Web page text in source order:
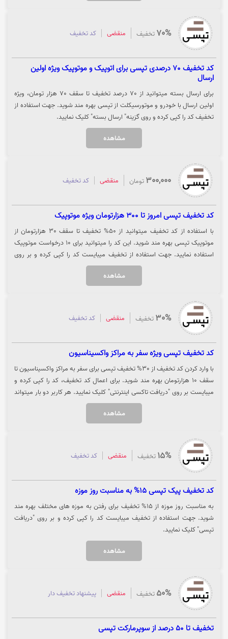
70% تخفیف منقضی کد تخفیف
کد تخفیف 70 درصدی تپسی برای اتوپیک و موتوپیک ویژه اولین
ارسال
برای ارسال بسته میتوانید از 70 درصد تخفیف تا سقف 70 هزار تومان، ویژه
اولین ارسال با خودرو و موتورسیکلت از تپسی بهره مند شوید. جهت استفاده از
تخفیف کد را کپی کرده و روی گزینه" ارسال بسته" کلیک نمایید.
مشاهده
300,000 تومان منقضی کد تخفیف
کد تخفیف تپسی امروز تا 300 هزارتومان ویژه موتوپیک
با استفاده از کد تخفیف میتوانید از 50% تخفیف تا سقف 30 هزارتومان از
موتوپیک تپسی بهره مند شوید. این کد را میتوانید برای 10 درخواست موتوپیک
استفاده نمایید. جهت استفاده از تخفیف میبایست کد را کپی کرده و بر روی
"دریافت تپسی" کلیک نمایید.
مشاهده
30% تخفیف منقضی کد تخفیف
کد تخفیف تپسی ویژه سفر به مراکز واکسیناسیون
با وارد کردن کد تخفیف از 30% تخفیف تپسی برای سفر به مراکز واکسیناسیون تا
سقف 10 هزارتومان بهره مند شوید. برای اعمال کد تخفیف، کد را کپی کرده و
میبایست بر روی "دریافت تاکسی اینترنتی" کلیک نمایید. هر کاربر دو بار میتواند
مشاهده
15% تخفیف منقضی کد تخفیف
کد تخفیف پیک تپسی 15% به مناسبت روز موزه
به مناسبت روز موزه از 15% تخفیف برای رفتن به موزه های مختلف بهره مند
شوید. جهت استفاده از تخفیف میبایست کد را کپی کرده و بر روی "دریافت
تپسی" کلیک نمایید.
مشاهده
50% تخفیف منقضی پیشنهاد تخفیف دار
تخفیف تا 50 درصد از سوپرمارکت تپسی